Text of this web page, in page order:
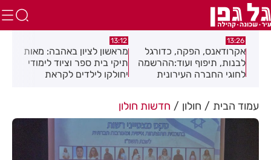
הפקה, כדורגל
תיפוף ועוד:ההרשמה
העירונית
מראשון לציון באהבה: מאות
תיקי בית ספר וציוד לימודי
יחולקו לילדים לקראת
חגיגה תימנית
מוזיקה, מסורת
בפסטיבל
עמוד הבית חולון חדשות חולון